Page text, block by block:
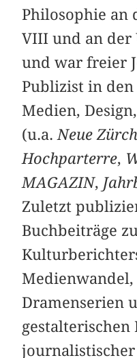
Philosophie an
VIII und an der
und war freier
Publizist in
Medien,
(u.a. Neue
Hochparterre,
MAGAZIN,
Zuletzt
Buchbeiträge
Dramenserien
gestalterischen